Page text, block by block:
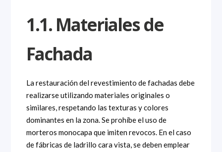
1.1. Materiales de
Fachada
La restauración del revestimiento de fachadas debe
realizarse utilizando materiales originales o
similares, respetando las texturas y colores
dominantes en la zona. Se prohíbe el uso de
morteros monocapa que imiten revocos. En el caso
de fábricas de ladrillo cara vista, se deben emplear